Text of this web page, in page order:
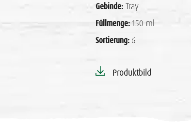
Gebinde: Tray
Füllmenge:150 ml
Sortierung: 6
Produktbild